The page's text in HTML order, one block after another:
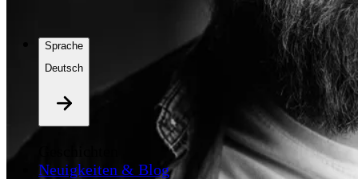
Sprache
Deutsch
Neuigkeiten & Blog